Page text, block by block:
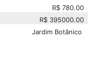
R$ 780.00
R$ 395000.00
Jardim Botânico